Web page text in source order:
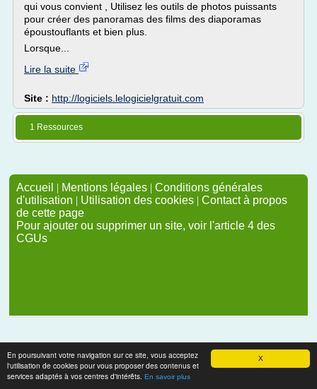
X
En poursuivant votre navigation sur ce site, vous acceptez
l'utilisation de cookies pour vous proposer des contenus et
services adaptés à vos centres d'intérêts. En savoir plus
qui vous convient , Utilisez les outils de photos puissants
pour créer des panoramas des films des diaporamas
époustouflants et bien plus.
Lorsque...
Lire la suite
Site : http://logiciels.lelogicielgratuit.com
1 Ressources
Accueil | Mentions légales | Conditions générales
d'utilisation | Utilisation des cookies | Contact à propos
de cette page
Pour ajouter ou supprimer un site, voir l'article 4 des
CGUs